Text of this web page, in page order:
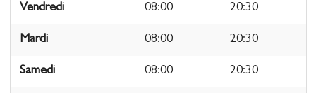
Vendredi 08:00 20:30
Mardi 08:00 20:30
Samedi 08:00 20:30